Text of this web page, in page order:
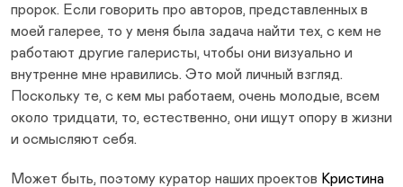
пророк. Если говорить про авторов, представленных в
моей галерее, то у меня была задача найти тех, с кем не
работают другие галеристы, чтобы они визуально и
внутренне мне нравились. Это мой личный взгляд.
Поскольку те, с кем мы работаем, очень молодые, всем
около тридцати, то, естественно, они ищут опору в жизни
и осмысляют себя.
Может быть, поэтому куратор наших проектов Кристина